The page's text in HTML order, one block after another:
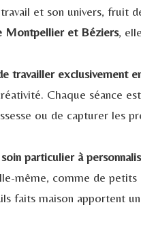
et son univers, fruit
Montpellier et Béziers,
travailler exclusivement
Chaque séance
ou de capturer les
soin particulier à
même, comme de
faits maison apportent